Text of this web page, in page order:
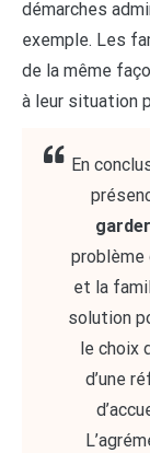
démarches
exemple. Les
de la même
à leur situation
En
et la
solution
le choix
d’une